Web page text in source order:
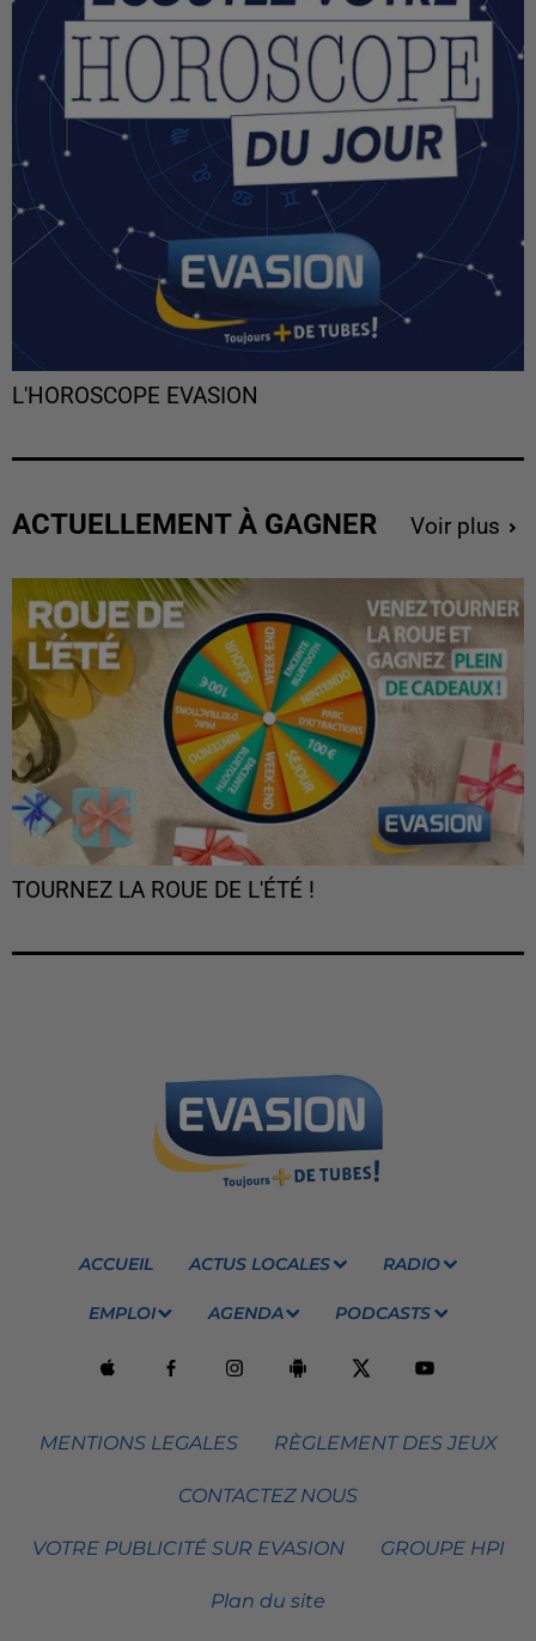
L'HOROSCOPE EVASION
ACTUELLEMENT À GAGNER Voir plus
TOURNEZ LA ROUE DE L'ÉTÉ !
ACCUEIL ACTUS LOCALES RADIO
EMPLOI AGENDA PODCASTS
MENTIONS LEGALES RÈGLEMENT DES JEUX
CONTACTEZ NOUS
VOTRE PUBLICITÉ SUR EVASION GROUPE HPI
Plan du site